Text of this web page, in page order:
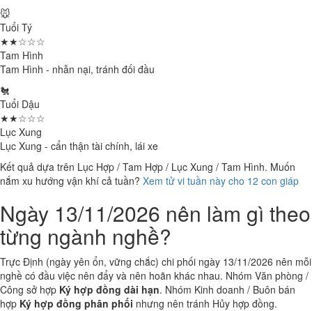
🐭
Tuổi Tý
★★☆☆☆
Tam Hình
Tam Hình - nhẫn nại, tránh đối đầu
🐔
Tuổi Dậu
★★☆☆☆
Lục Xung
Lục Xung - cẩn thận tài chính, lái xe
Kết quả dựa trên Lục Hợp / Tam Hợp / Lục Xung / Tam Hình. Muốn
nắm xu hướng vận khí cả tuần? Xem tử vi tuần này cho 12 con giáp
Ngày 13/11/2026 nên làm gì theo
từng ngành nghề?
Trực Định (ngày yên ổn, vững chắc) chi phối ngày 13/11/2026 nên mỗi
nghề có đầu việc nên đẩy và nên hoãn khác nhau. Nhóm Văn phòng /
Công sở hợp Ký hợp đồng dài hạn. Nhóm Kinh doanh / Buôn bán
hợp Ký hợp đồng phân phối nhưng nên tránh Hủy hợp đồng.